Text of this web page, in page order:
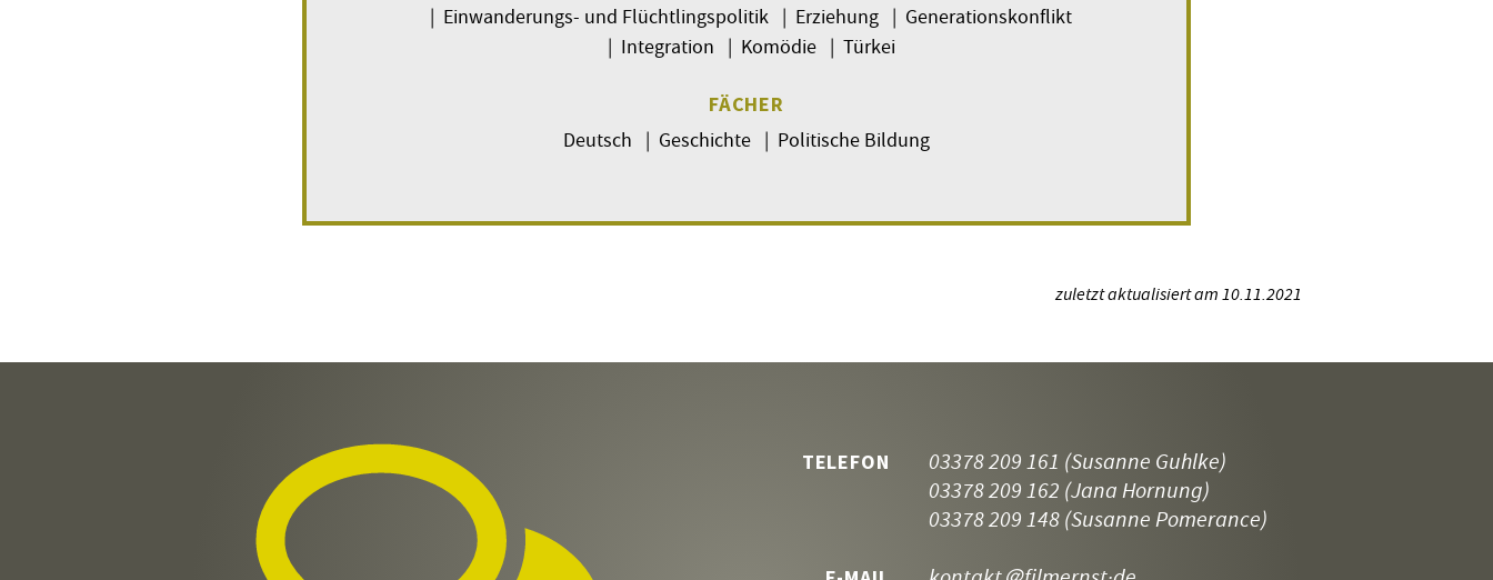
| Einwanderungs- und Flüchtlingspolitik | Erziehung | Generationskonflikt
| Integration | Komödie | Türkei
FÄCHER
Deutsch | Geschichte | Politische Bildung
zuletzt aktualisiert am 10.11.2021
TELEFON 03378 209 161 (Susanne Guhlke)
03378 209 162 (Jana Hornung)
03378 209 148(Susanne Pomerance)